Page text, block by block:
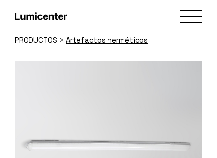
PRODUCTOS >Artefactos herméticos